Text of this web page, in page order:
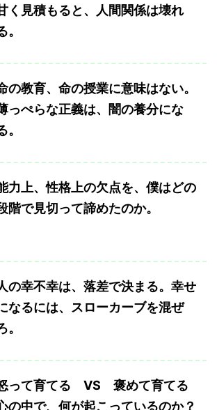
く見積もると、人間関係は壊れ
。
の教育、命の授業に意味はない。
っぺらな正義は、闇の養分にな
。
力上、性格上の欠点を、僕はどの
階で見切って諦めたのか。
の幸不幸は、落差で決まる。幸せ
なるには、スローカーブを混ぜ
。
って育てる VS 褒めて育てる
の中で、何が起こっているのか？